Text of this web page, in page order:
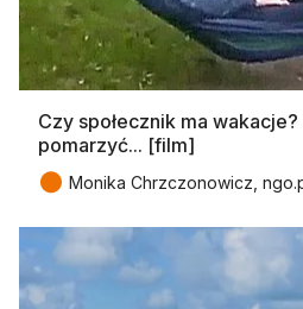
Czy społecznik ma
pomarzyć... [film]
● Monika Chrzczonowicz,